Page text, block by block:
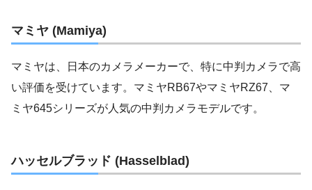
マミヤ (Mamiya)
マミヤは、日本のカメラメーカーで、特に中判カメラで高
い評価を受けています。マミヤRB67やマミヤRZ67、マ
ミヤ645シリーズが人気の中判カメラモデルです。
ハッセルブラッド (Hasselblad)